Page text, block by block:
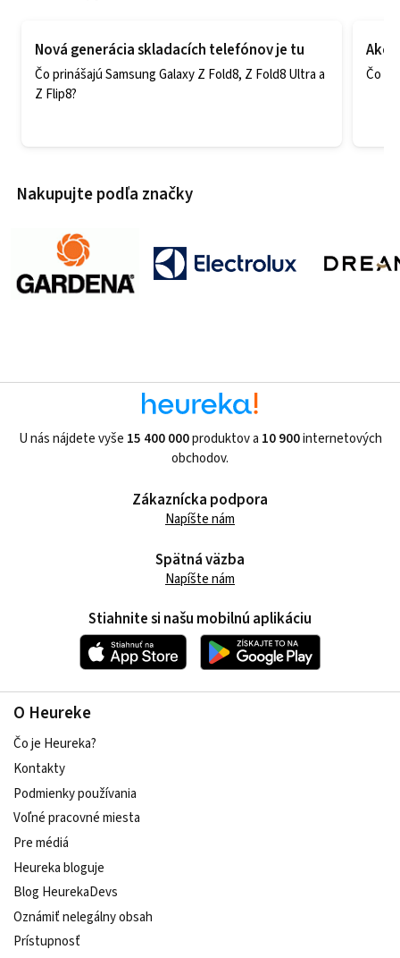
Nová generácia skladacích telefónov je tu
Čo prinášajú Samsung Galaxy Z Fold8, Z Fold8 Ultra a
Z Flip8?
Ako
Čo
Nakupujte podľa značky
U nás nájdete vyše 15 400 000produktov a 10 900internetových
obchodov.
O Heureke
Čo je Heureka?
Kontakty
Podmienky používania
Voľné pracovné miesta
Pre médiá
Heureka bloguje
Blog HeurekaDevs
Oznámiť nelegálny obsah
Prístupnosť
Zákaznícka podpora
Napíšte nám
Spätná väzba
Napíšte nám
Stiahnite si našu mobilnú aplikáciu